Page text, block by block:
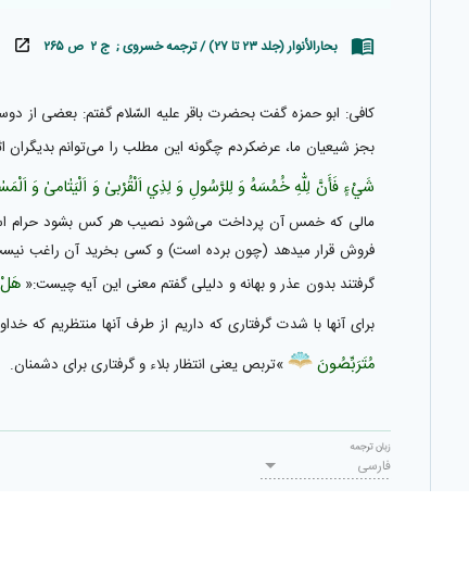
بحارالأنوار (جلد ۲۳ تا ۲۷) / ترجمه خسروی ; ج ۲ ص ۲۶۵
كافى: ابو حمزه گفت بحضرت باقر عليه السّلام گفتم: بعضى از
بجز شيعيان ما، عرضكردم چگونه اين مطلب را مى‌توانم
شَيْ‌ءٍ فَأَنَّ‌ لِلّٰهِ‌ خُمُسَهُ‌ وَ لِلرَّسُولِ‌ وَ لِذِي اَلْقُرْبىٰ‌ وَ اَلْيَتٰامىٰ‌ وَ
مالى كه خمس آن پرداخت مى‌شود نصيب هر كس بشود حرام
فروش قرار ميدهد (چون برده است) و كسى بخريد آن راغب
گرفتند بدون عذر و بهانه و دليلى گفتم معنى اين آيه چيست:« هَلْ‌
براى آنها با شدت گرفتارى كه داريم از طرف آنها منتظريم كه
مُتَرَبِّصُونَ‌
»تربص يعنى انتظار بلاء و گرفتارى براى دشمنان.
فارسی
زبان ترجمه